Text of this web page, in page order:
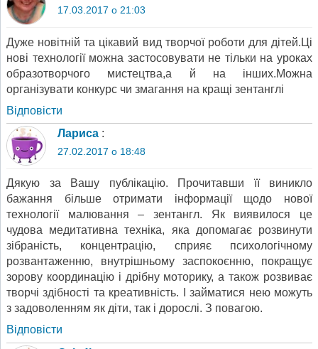
17.03.2017 о 21:03
Дуже новітній та цікавий вид творчої роботи для дітей.Ці
нові технології можна застосовувати не тільки на уроках
образотворчого мистецтва,а й на інших.Можна
організувати конкурс чи змагання на кращі зентанглі
Відповіcти
Лариса :
27.02.2017 о 18:48
Дякую за Вашу публікацію. Прочитавши її виникло
бажання більше отримати інформації щодо нової
технології малювання – зентангл. Як виявилося це
чудова медитативна техніка, яка допомагає розвинути
зібраність, концентрацію, сприяє психологічному
розвантаженню, внутрішньому заспокоєнню, покращує
зорову координацію і дрібну моторику, а також розвиває
творчі здібності та креативність. І займатися нею можуть
з задоволенням як діти, так і дорослі. З повагою.
Відповіcти